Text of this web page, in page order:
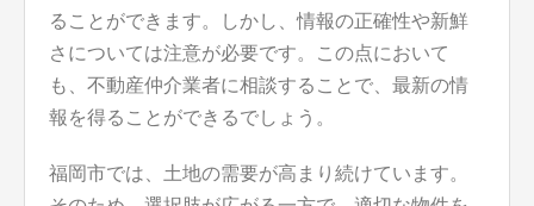
ることができます。しかし、情報の正確性や新鮮
さについては注意が必要です。この点において
も、不動産仲介業者に相談することで、最新の情
報を得ることができるでしょう。
福岡市では、土地の需要が高まり続けています。